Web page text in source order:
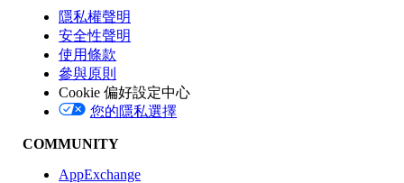
版本
隱私權聲明
安全性聲明
使用條款
參與原則
Cookie 偏好設定中心
您的隱私選擇
COMMUNITY
AppExchange